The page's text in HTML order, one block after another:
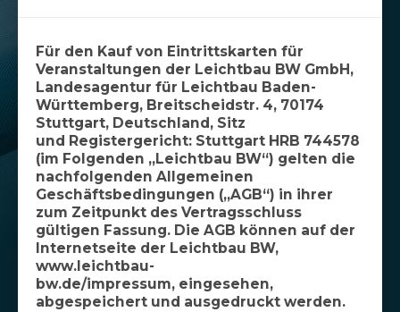
Für den Kauf von Eintrittskarten für
Veranstaltungen der Leichtbau BW GmbH,
Landesagentur für Leichtbau Baden-
Württemberg, Breitscheidstr. 4, 70174
Stuttgart, Deutschland, Sitz
und Registergericht: Stuttgart HRB 744578
(im Folgenden „Leichtbau BW“) gelten die
nachfolgenden Allgemeinen
Geschäftsbedingungen („AGB“) in ihrer
zum Zeitpunkt des Vertragsschluss
gültigen Fassung. Die AGB können auf der
Internetseite der Leichtbau BW,
www.leichtbau-
bw.de/impressum, eingesehen,
abgespeichert und ausgedruckt werden.